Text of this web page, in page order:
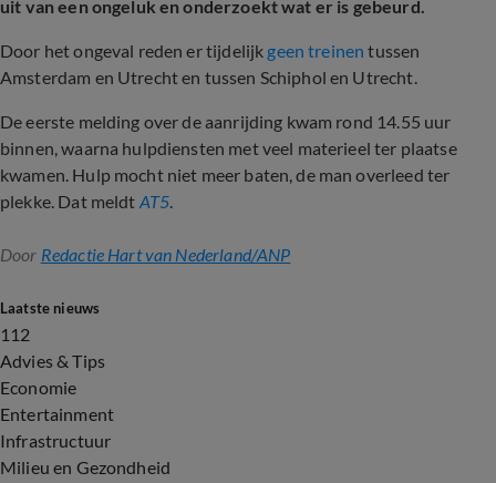
uit van een ongeluk en onderzoekt wat er is gebeurd.
Door het ongeval reden er tijdelijk geen treinen tussen
Amsterdam en Utrecht en tussen Schiphol en Utrecht.
De eerste melding over de aanrijding kwam rond 14.55 uur
binnen, waarna hulpdiensten met veel materieel ter plaatse
kwamen. Hulp mocht niet meer baten, de man overleed ter
plekke. Dat meldt AT5.
Door Redactie Hart van Nederland/ANP
Laatste nieuws
112
Advies & Tips
Economie
Entertainment
Infrastructuur
Milieu en Gezondheid